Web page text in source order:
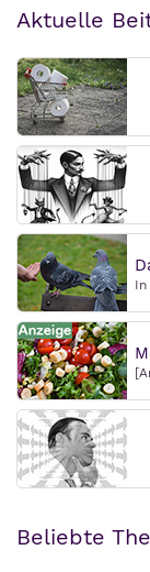
Aktuelle
In
Beliebte